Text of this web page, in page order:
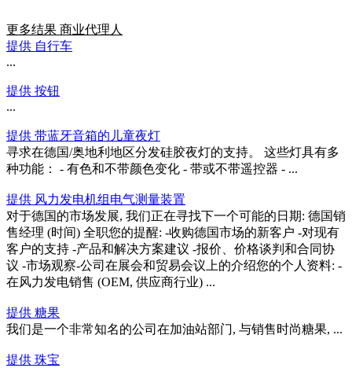
更多结果 商业代理人
提供 自行车
...
提供 按钮
...
提供 带蓝牙音箱的儿童夜灯
寻求在德国/奥地利地区分发硅胶夜灯的支持。 这些灯具有多
种功能： - 有色和不带颜色变化 - 带或不带遥控器 - ...
提供 风力发电机组电气测量装置
对于德国的市场发展, 我们正在寻找下一个可能的日期: 德国销
售经理 (时间) 全职您的提醒: -收购德国市场的新客户 -对现有
客户的支持 -产品和解决方案建议 -报价、价格谈判和合同协
议 -市场观察-公司在展会和贸易会议上的介绍您的个人资料: -
在风力发电销售 (OEM, 供应商行业) ...
提供 糖果
我们是一个非常知名的公司在加油站部门, 与销售时尚糖果, ...
提供 珠宝